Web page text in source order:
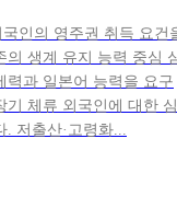
인의 영주권 취득 요건
의 생계 유지 능력 중심
력과 일본어 능력을 요구
기 체류 외국인에 대한 심
저출산·고령화...